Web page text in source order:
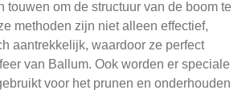
touwen om de structuur van de boom te
methoden zijn niet alleen effectief,
aantrekkelijk, waardoor ze perfect
van Ballum. Ook worden er speciale
voor het prunen en onderhouden